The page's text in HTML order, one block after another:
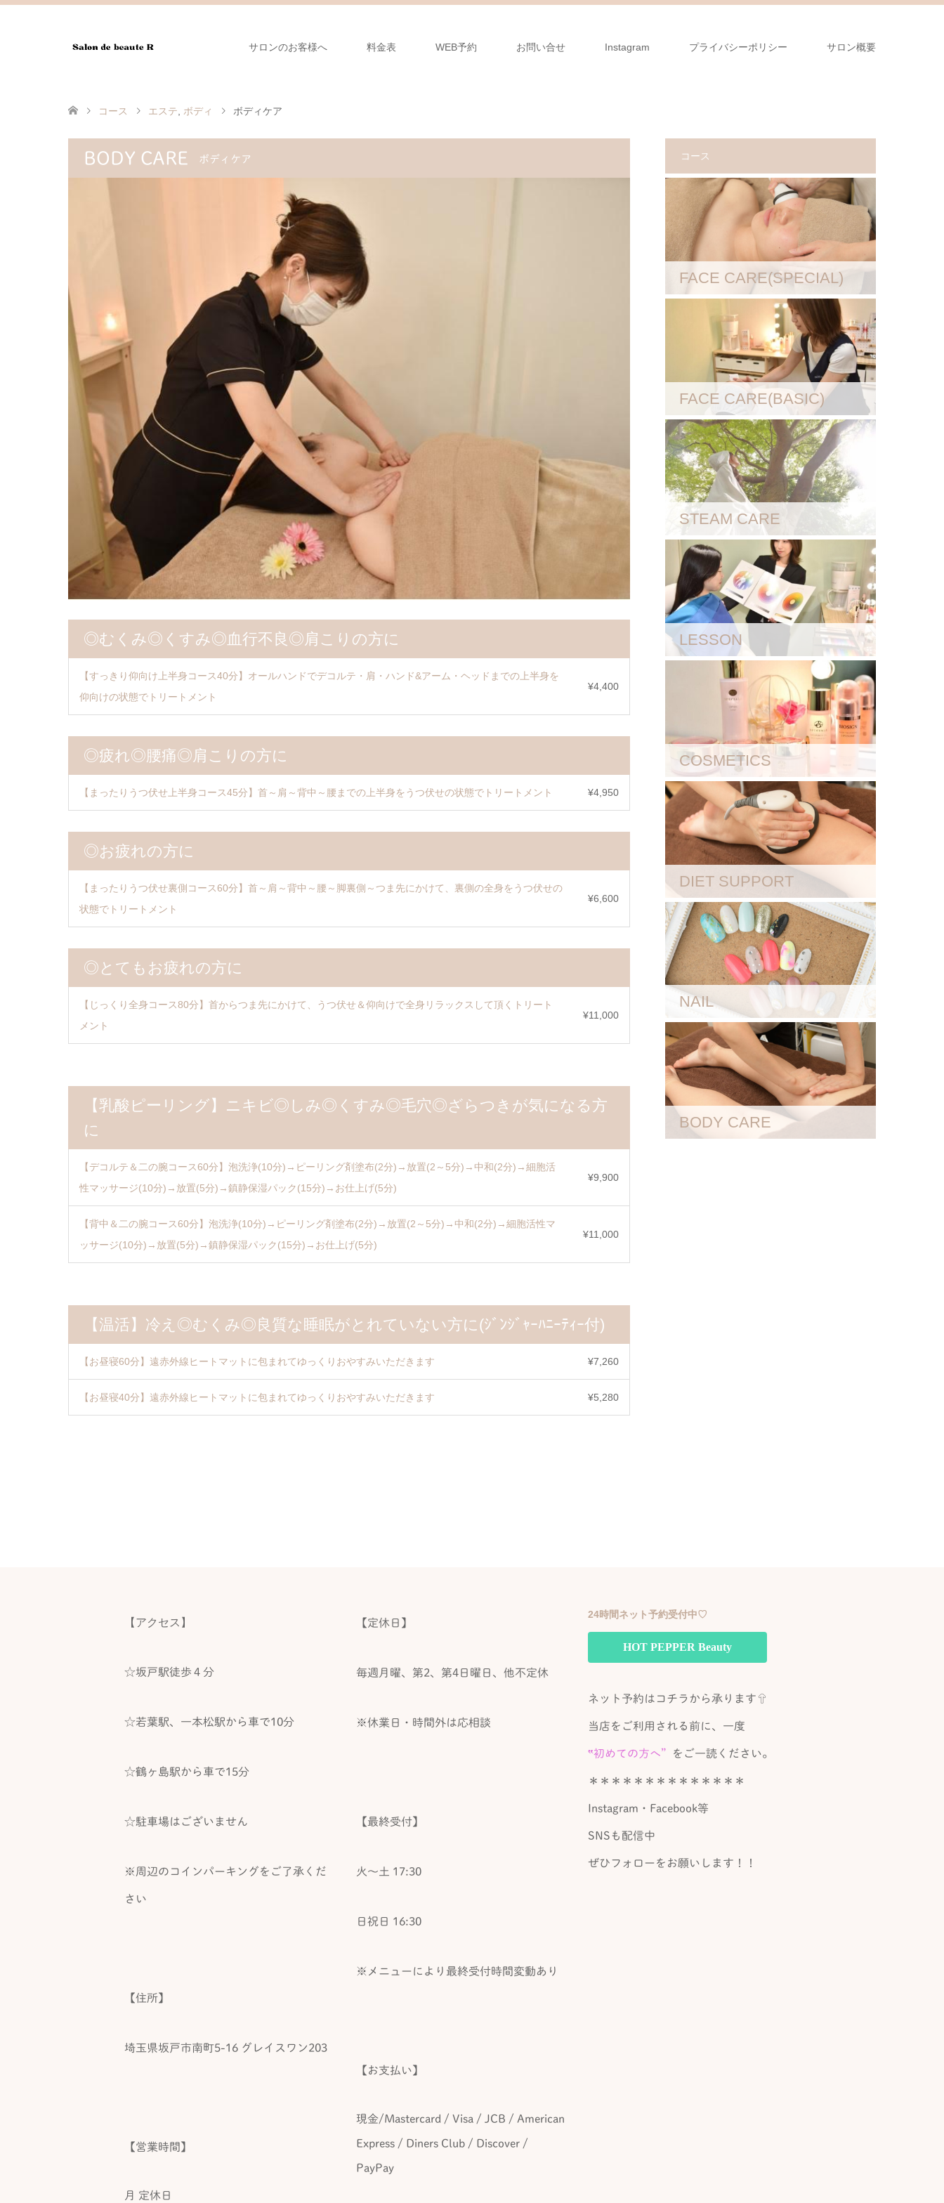
サロンのお客様へ 料金表 WEB予約 お問い合せ Instagram プライバシーポリシー サロン概要
コース エステ ボディ ボディケア
BODY CARE ボディケア
◎むくみ◎くすみ◎血行不良◎肩こりの方に
【すっきり仰向け上半身コース40分】オールハンドでデコルテ・肩・ハンド&アーム・ヘッドまでの上半身を
仰向けの状態でトリートメント
¥4,400
◎疲れ◎腰痛◎肩こりの方に
【まったりうつ伏せ上半身コース45分】首～肩～背中～腰までの上半身をうつ伏せの状態でトリートメント ¥4,950
◎お疲れの方に
【まったりうつ伏せ裏側コース60分】首～肩～背中～腰～脚裏側～つま先にかけて、裏側の全身をうつ伏せの
状態でトリートメント
¥6,600
◎とてもお疲れの方に
【じっくり全身コース80分】首からつま先にかけて、うつ伏せ＆仰向けで全身リラックスして頂くトリート
メント
¥11,000
【乳酸ピーリング】ニキビ◎しみ◎くすみ◎毛穴◎ざらつきが気になる方
に
【デコルテ＆二の腕コース60分】泡洗浄(10分)→ピーリング剤塗布(2分)→放置(2～5分)→中和(2分)→細胞活
性マッサージ(10分)→放置(5分)→鎮静保湿パック(15分)→お仕上げ(5分)
¥9,900
【背中＆二の腕コース60分】泡洗浄(10分)→ピーリング剤塗布(2分)→放置(2～5分)→中和(2分)→細胞活性マ
ッサージ(10分)→放置(5分)→鎮静保湿パック(15分)→お仕上げ(5分)
¥11,000
【温活】冷え◎むくみ◎良質な睡眠がとれていない方に(ｼﾞﾝｼﾞｬｰﾊﾆｰﾃｨｰ付)
【お昼寝60分】遠赤外線ヒートマットに包まれてゆっくりおやすみいただきます ¥7,260
【お昼寝40分】遠赤外線ヒートマットに包まれてゆっくりおやすみいただきます ¥5,280
コース
FACE CARE(SPECIAL)
FACE CARE(BASIC)
STEAM CARE
LESSON
COSMETICS
DIET SUPPORT
NAIL
BODY CARE
【アクセス】
☆坂戸駅徒歩４分
☆若葉駅、一本松駅から車で10分
☆鶴ヶ島駅から車で15分
☆駐車場はございません
※周辺のコインパーキングをご了承くだ
さい
【住所】
埼玉県坂戸市南町5-16 グレイスワン203
【営業時間】
月 定休日
【定休日】
毎週月曜、第2、第4日曜日、他不定休
※休業日・時間外は応相談
【最終受付】
火～土 17:30
日祝日 16:30
※メニューにより最終受付時間変動あり
【お支払い】
現金/Mastercard / Visa / JCB / American
Express / Diners Club / Discover /
PayPay
24時間ネット予約受付中♡
HOT PEPPER Beauty
ネット予約はコチラから承ります⇧
当店をご利用される前に、一度
‟初めての方へ” をご一読ください。
＊＊＊＊＊＊＊＊＊＊＊＊＊＊
Instagram・Facebook等
SNSも配信中
ぜひフォローをお願いします！！